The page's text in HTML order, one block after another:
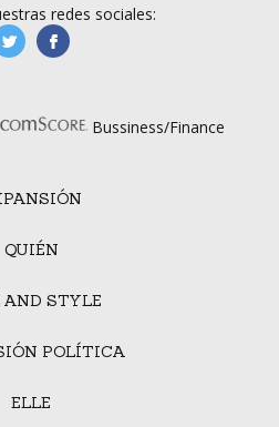
QUIÉN
STYLE
POLÍTICA
ELLE
redes sociales:
manufacturaGE
Bussiness/Finance